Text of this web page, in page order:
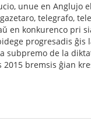
unue en Anglujo
telegrafo,
en konkurenco pri
progresadis
subpremo de la
2015 bremsis ĝian